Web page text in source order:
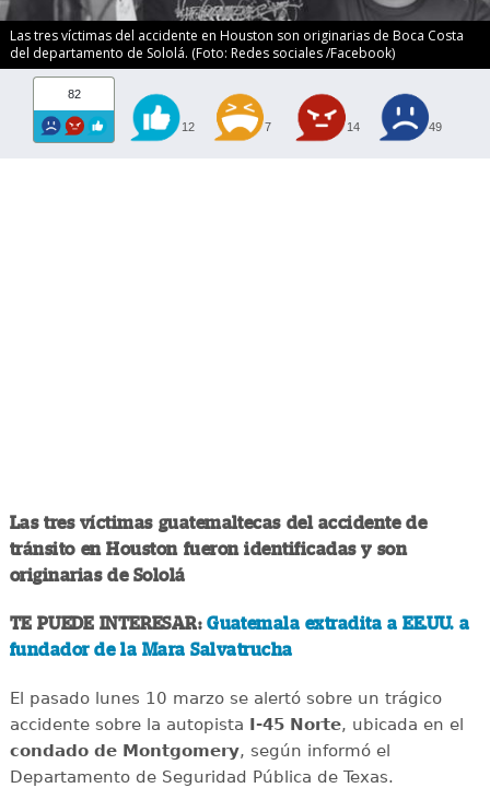
Las tres víctimas del accidente en Houston son originarias de Boca Costa
del departamento de Sololá. (Foto: Redes sociales /Facebook)
82
12 7 14 49
Las tres víctimas guatemaltecas del accidente de
tránsito en Houston fueron identificadas y son
originarias de Sololá
TE PUEDE INTERESAR:Guatemala extradita a EE.UU. a
fundador de la Mara Salvatrucha
El pasado lunes 10 marzo se alertó sobre un trágico
accidente sobre la autopista I-45 Norte, ubicada en el
condado de Montgomery, según informó el
Departamento de Seguridad Pública de Texas.